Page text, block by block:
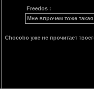
Freedos :
Мне впрочем тоже
Chocobo уже не прочитает